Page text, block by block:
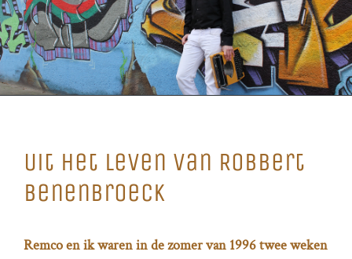
Uit het leven van Robbert
Benenbroeck
Remco en ik waren in de zomer van 1996 twee weken